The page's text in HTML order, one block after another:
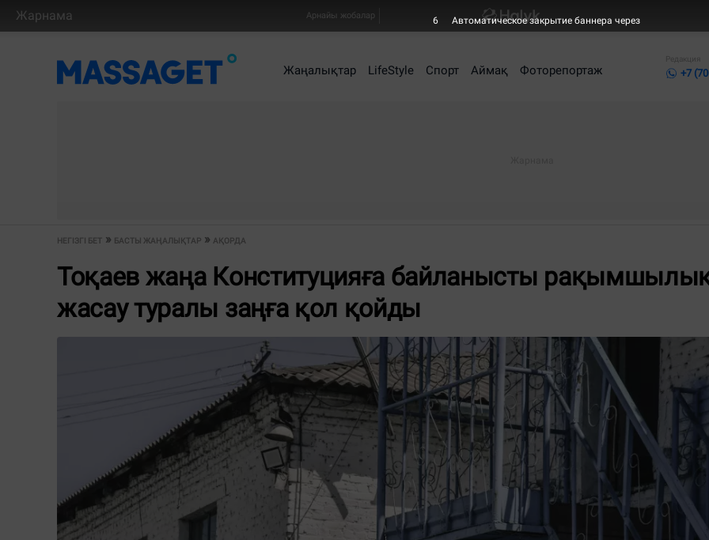
Жарнама Арнайы жобалар
Жаңалықтар LifeStyle Спорт Аймақ Фоторепортаж
Редакция
+7
НЕГІЗГІ БЕТ БАСТЫ ЖАҢАЛЫҚТАР АҚОРДА
Тоқаев жаңа Конституцияға байланысты
жасау туралы заңға қол қойды
6 Автоматическое закрытие баннера через